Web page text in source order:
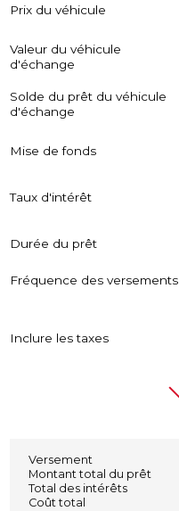
Prix du véhicule
Valeur du véhicule
d'échange
Solde du prêt du véhicule
d'échange
Mise de fonds
Taux d'intérêt
Durée du prêt
Fréquence des versements
Inclure les taxes
Versement
Montant total du prêt
Total des intérêts
Coût total